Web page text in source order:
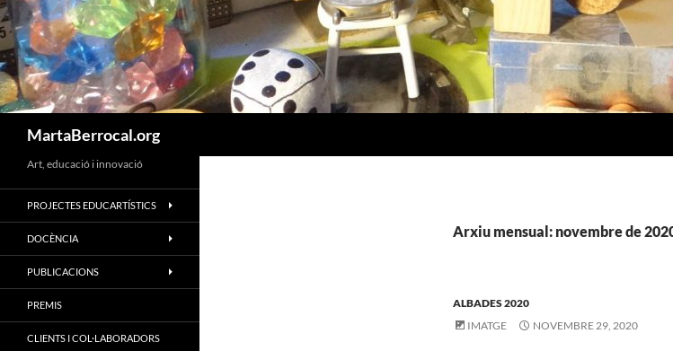
MartaBerrocal.org
Arxiu mensual: novembre de
ALBADES 2020
IMATGE
NOVEMBRE 29, 2020
Art, educació i innovació
PROJECTES EDUCARTÍSTICS
DOCÈNCIA
PUBLICACIONS
PREMIS
CLIENTS I COL·LABORADORS